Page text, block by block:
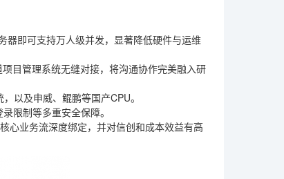
器即可支持万人级并发，显著降低硬件与运维
目管理系统无缝对接，将沟通协作完美融入研
以及申威、鲲鹏等国产CPU。
限制等多重安全保障。
心业务流深度绑定，并对信创和成本效益有高